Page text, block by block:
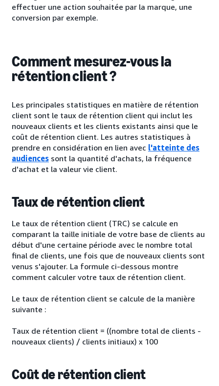
effectuer une action souhaitée par la marque, une
conversion par exemple.
Comment mesurez-vous la
rétention client ?
Les principales statistiques en matière de rétention
client sont le taux de rétention client qui inclut les
nouveaux clients et les clients existants ainsi que le
coût de rétention client. Les autres statistiques à
prendre en considération en lien avec l'atteinte des
audiences sont la quantité d'achats, la fréquence
d'achat et la valeur vie client.
Taux de rétention client
Le taux de rétention client (TRC) se calcule en
comparant la taille initiale de votre base de clients au
début d'une certaine période avec le nombre total
final de clients, une fois que de nouveaux clients sont
venus s'ajouter. La formule ci-dessous montre
comment calculer votre taux de rétention client.
Le taux de rétention client se calcule de la manière
suivante :
Taux de rétention client = ((nombre total de clients -
nouveaux clients) / clients initiaux) x 100
Coût de rétention client